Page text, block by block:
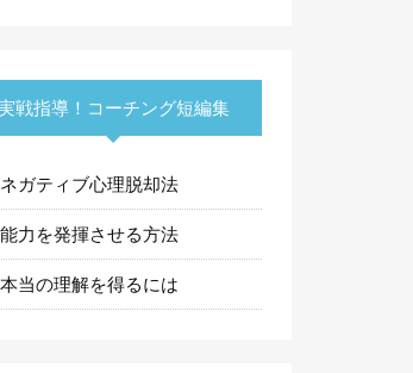
戦指導！コーチング短編集
ネガティブ心理脱却法
能力を発揮させる方法
本当の理解を得るには